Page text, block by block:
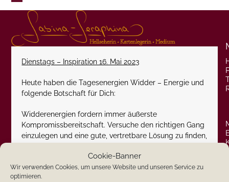
Cookie-Banner
Wir verwenden Cookies, um unsere Website und unseren Service zu
optimieren.
Skip
Open
mobile
menu
Close
mobile
menu
Dienstags – Inspiration 16. Mai 2023
Heute haben die Tagesenergien Widder – Energie und
folgende Botschaft für Dich:
Widderenergien fordern immer äußerste
Kompromissbereitschaft. Versuche den richtigen Gang
einzulegen und eine gute, vertretbare Lösung zu finden,
Ich wünsche Dir einen schönen Dienstag.